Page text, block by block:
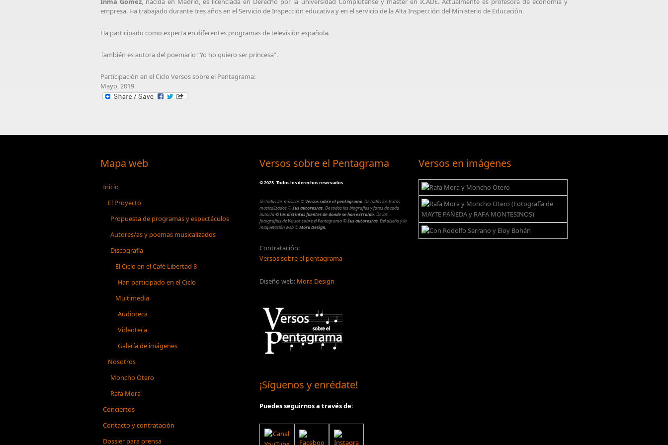
empresa. Ha trabajado durante tres años en el Servicio de Inspección educativa y en el servicio de la Alta Inspección del Ministerio de Educación.
Ha participado como experta en diferentes programas de televisión española.
También es autora del poemario “Yo no quiero ser princesa”.
Participación en el Ciclo Versos sobre el Pentagrama:
Mayo, 2019
Mapa web
Inicio
El Proyecto
Propuesta de programas y espectáculos
Autores/as y poemas musicalizados
Discografía
El Ciclo en el Café Libertad 8
Han participado en el Ciclo
Multimedia
Audioteca
Videoteca
Galería de imágenes
Nosotros
Moncho Otero
Rafa Mora
Conciertos
Contacto y contratación
Dossier para prensa
Versos sobre el Pentagrama
©2023. Todos los derechos reservados
De todas las músicas© Versos sobre el pentagrama. De todos los textos
musicalizados©Sus autores/as. De todos las biografías y fotos de cada
autor/a© las distintas fuentes de donde se han extraído. De las
fotografías de Versos sobre el Pentagrama© Sus autores/as. Del diseño y la
maquetación web©Mora Design.
Contratación:
Versos sobre el pentagrama
Diseño web: Mora Design
¡Síguenos y enrédate!
Puedes seguirnos a través de:
Versos en imágenes